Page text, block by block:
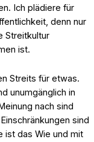
Ich plädiere für
denn nur
Streitkultur
ist.
Streits für etwas.
unumgänglich in
nach sind
sind
ist das Wie und mit